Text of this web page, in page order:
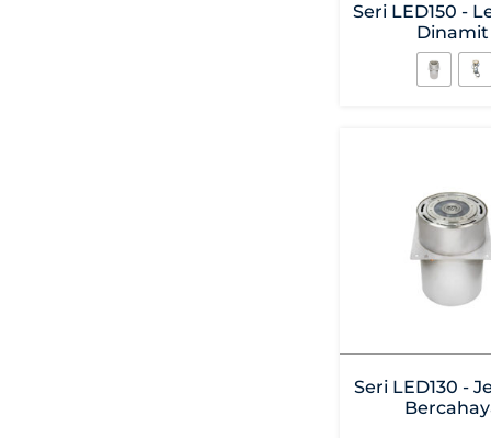
Seri LED150 -
Dinamit
Seri LED130 -